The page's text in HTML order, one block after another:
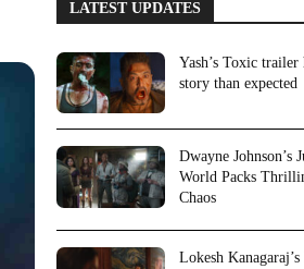
LATEST UPDATES
Yash’s Toxic
story than expected
Dwayne Johnson’s
World Packs
Chaos
Lokesh